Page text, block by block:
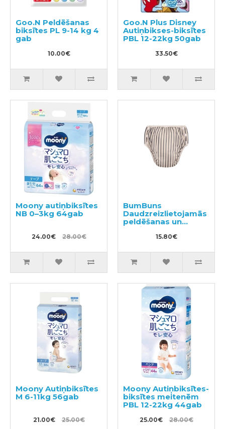
Goo.N Peldēšanas
biksītes PL 9-14 kg 4
gab
10.00€
Goo.N Plus Disney
Autiņbikses-biksītes
PBL 12-22kg 50gab
33.50€
Moony autiņbiksītes
NB 0–3kg 64gab
24.00€ 28.00€
BumBuns
Daudzreizlietojamās
peldēšanas un
podiņmācību
autiņbiksīte M 11–15
15.80€
Moony Autiņbiksītes
M 6-11kg 56gab
21.00€ 25.00€
Moony Autiņbiksītes-
biksītes meitenēm
PBL 12-22kg 44gab
25.00€ 28.00€